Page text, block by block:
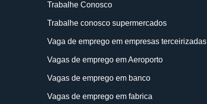
Trabalhe Conosco
Trabalhe conosco supermercados
Vaga de emprego em empresas terceirizadas
Vagas de emprego em Aeroporto
Vagas de emprego em banco
Vagas de emprego em fabrica